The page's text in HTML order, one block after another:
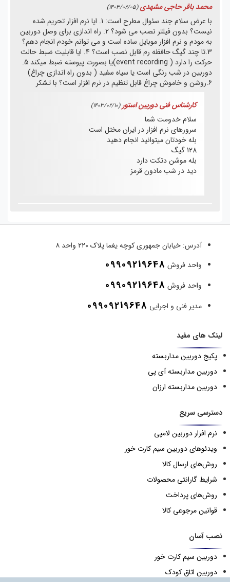
محمد باقر حاجی مشهدی (1403/02/05)
با عرض سلام جند سئوال مطرح است: 1. ایا نرم افزار تحریم شده
نیست؟ بدون فیلتر نصب می شود؟ 2. راه اندازی برای وصل دوربین
به مودم و نرم افزار موبایل ساده است و می توانم خودم انجام دهم؟
3.تا چند گیگ حافظه رم قابل نصب است؟ 4. ایا قابلیت ضبط حالت
حرکت را دارد ( event recording)یا بصورت پیوسته ضبط میکند 5.
دوربین در شب رنگی است یا سیاه سفید ( بدون راه اندازی چراغ)
6.روشن و خاموش چراغ قابل تنظیم در نرم افزار است؟ با تشکر
کارشناس فنی دوربین استور (1403/02/10)
سلام خدومت شما
سرورهای نرم افزار در ایران مختل است
بله خودتان میتوانید انجام دهید
128 گیگ
بله موشن دتکت دارد
دید در شب مادون قرمز
آدرس: خیابان جمهوری کوچه یغما پلاک ۲۲۰ واحد ۸
واحد فروش 09909219648
واحد فروش 09909219648
مدیر فنی و اجرایی 09909219648
لینک های مفید
پکیج دوربین مداربسته
دوربین مداربسته آی پی
دوربین مداربسته ارزان
دسترسی سریع
نرم افزار دوربین لامپی
ویدئوهای دوربین سیم کارت خور
روش‌های ارسال کالا
شرایط گارانتی محصولات
روش‌های پرداخت
قوانین مرجوعی کالا
نصب آسان
دوربین سیم کارت خور
دوربین اتاق کودک